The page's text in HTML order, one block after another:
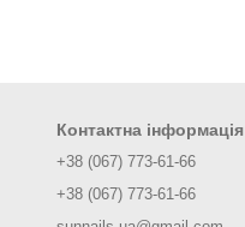
Контактна інформація
+38 (067) 773-61-66
+38 (067) 773-61-66